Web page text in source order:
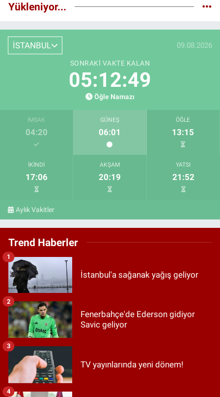
Yükleniyor...
İSTANBUL 09.08.2026
SONRAKI VAKTE KALAN
05:12:48
Öğle Namazı
İMSAK
04:20
GÜNEŞ
06:01
ÖĞLE
13:15
İKINDI
17:06
AKŞAM
20:19
YATSI
21:52
Aylık Vakitler
Trend Haberler
İstanbul'a sağanak yağış geliyor
1
Fenerbahçe'de Ederson gidiyor
Savic geliyor
2
TV yayınlarında yeni dönem!
3
4